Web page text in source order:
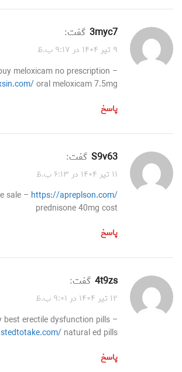
3myc7 گفت:
۹ تیر ۱۴۰۴ در ۹:۱۷ ب.ظ
meloxicam no prescription –
oral meloxicam 7.5mg
پاسخ
s9v63 گفت:
۱۱ تیر ۱۴۰۴ در ۶:۱۳ ب.ظ
sale – https://apreplson.com/
prednisone 40mg cost
پاسخ
4t9zs گفت:
۱۲ تیر ۱۴۰۴ در ۹:۰۱ ب.ظ
best erectile dysfunction pills –
natural ed pills
پاسخ